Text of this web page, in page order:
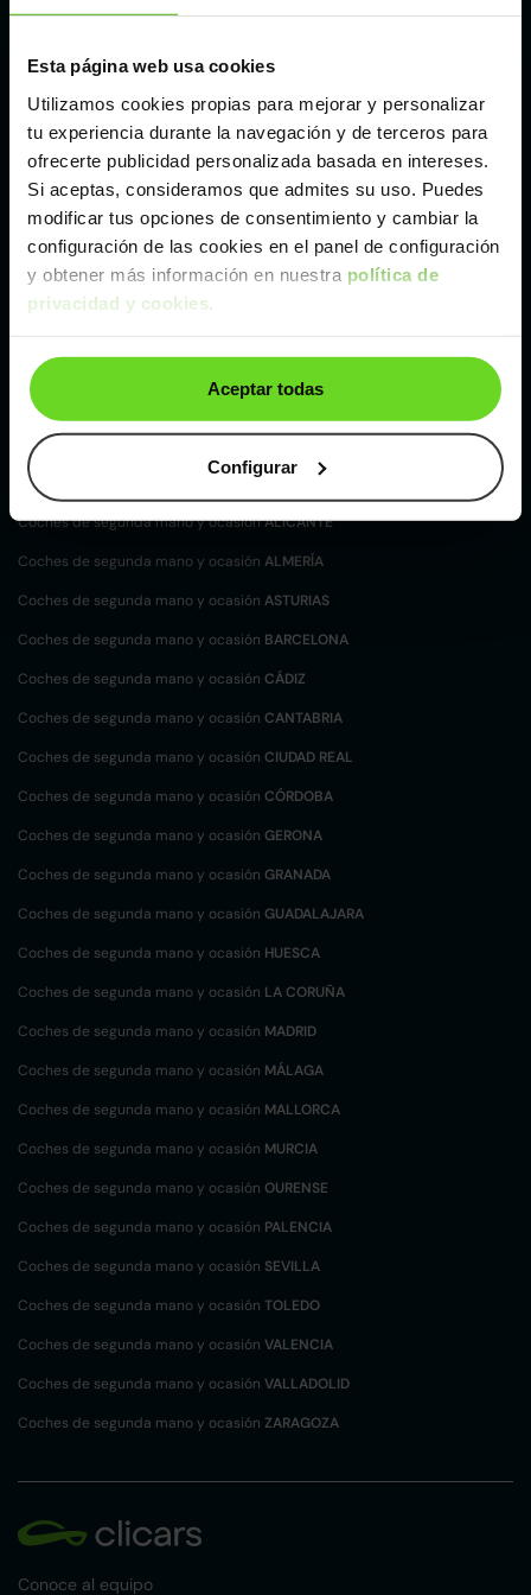
Esta página web usa cookies
Utilizamos cookies propias para mejorar y personalizar
tu experiencia durante la navegación y de terceros para
ofrecerte publicidad personalizada basada en intereses.
Si aceptas, consideramos que admites su uso. Puedes
modificar tus opciones de consentimiento y cambiar la
configuración de las cookies en el panel de configuración
y obtener más información en nuestra política de
privacidad y cookies
Aceptar todas
Configurar
Málaga
Valencia
Zaragoza
Ver DS DS 7 Crossback de segunda mano y
ocasión
Coches desegunda mano y ocasión por
localización
Coches de segunda mano y ocasión
Coches de segunda mano y ocasiónALICANTE
Coches de segunda mano y ocasión ALMERÍA
Coches de segunda mano y ocasión ASTURIAS
Coches de segunda mano y ocasión BARCELONA
Coches de segunda mano y ocasión CÁDIZ
Coches de segunda mano y ocasión CANTABRIA
Coches de segunda mano y ocasión CIUDAD REAL
Coches de segunda mano y ocasión CÓRDOBA
Coches de segunda mano y ocasión GERONA
Coches de segunda mano y ocasión GRANADA
Coches de segunda mano y ocasión GUADALAJARA
Coches de segunda mano y ocasión HUESCA
Coches de segunda mano y ocasión LA CORUÑA
Coches de segunda mano y ocasión MADRID
Coches de segunda mano y ocasión MÁLAGA
Coches de segunda mano y ocasión MALLORCA
Coches de segunda mano y ocasión MURCIA
Coches de segunda mano y ocasión OURENSE
Coches de segunda mano y ocasión PALENCIA
Coches de segunda mano y ocasión SEVILLA
Coches de segunda mano y ocasión TOLEDO
Coches de segunda mano y ocasión VALENCIA
Coches de segunda mano y ocasión VALLADOLID
Coches de segunda mano y ocasión ZARAGOZA
Conoce al equipo